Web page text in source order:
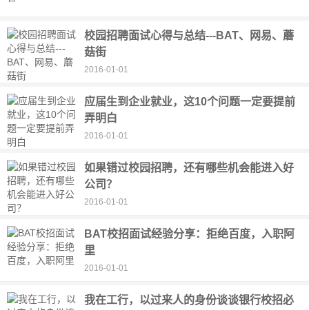
校园招聘面试心得与总结---BAT、网易、蘑
菇街
2016-01-01
应届生到企业就业，这10个问题一定要提前
弄明白
2016-01-01
如果错过校园招聘，还有哪些机会能进入好
公司？
2016-01-01
BAT校招面试经验分享：拒绝百度，入职阿
里
2016-01-01
我在工行，以过来人的身份谈谈银行校招必